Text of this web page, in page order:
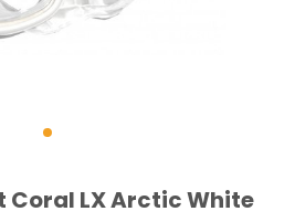
Coral LX Arctic White